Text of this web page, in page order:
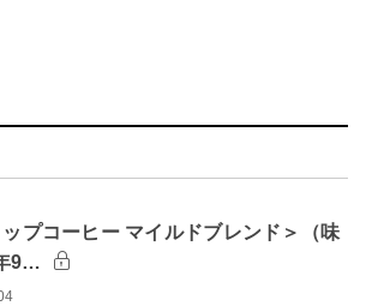
プコーヒー マイルドブレンド＞（味
9…